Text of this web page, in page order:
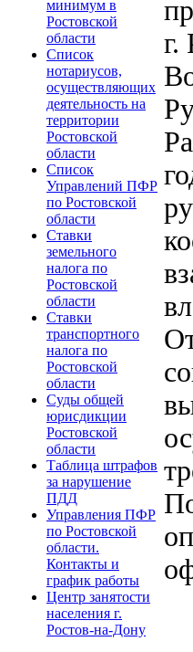
минимум в
Ростовской
области
Список
нотариусов,
осуществляющих
деятельность на
территории
Ростовской
области
Список
Управлений ПФР
по Ростовской
области
Ставки
земельного
налога по
Ростовской
области
Ставки
транспортного
налога по
Ростовской
области
Суды общей
юрисдикции
Ростовской
области
Таблица штрафов
за нарушение
ПДД
Управления ПФР
по Ростовской
области.
Контакты и
график работы
Центр занятости
населения г.
Ростов-на-Дону